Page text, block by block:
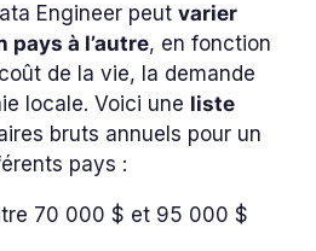
Engineer peut varier
pays à l’autre, en fonction
de la vie, la demande
locale. Voici une liste
bruts annuels pour un
pays :
70 000 $ et 95 000 $